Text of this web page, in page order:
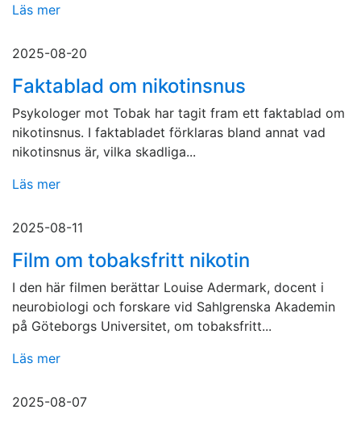
Läs mer
2025-08-20
Faktablad om nikotinsnus
Psykologer mot Tobak har tagit fram ett faktablad om
nikotinsnus. I faktabladet förklaras bland annat vad
nikotinsnus är, vilka skadliga...
Läs mer
2025-08-11
Film om tobaksfritt nikotin
I den här filmen berättar Louise Adermark, docent i
neurobiologi och forskare vid Sahlgrenska Akademin
på Göteborgs Universitet, om tobaksfritt...
Läs mer
2025-08-07